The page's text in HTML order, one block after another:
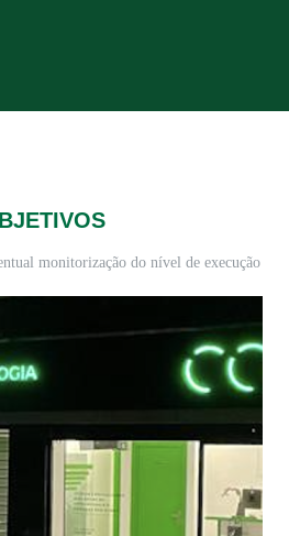
monitorização do nível de execução